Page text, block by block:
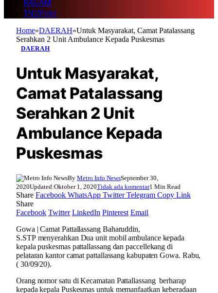
RAGAM
TNI/Polri
Home»DAERAH»Untuk Masyarakat, Camat Patalassang
Serahkan 2 Unit Ambulance Kepada Puskesmas
DAERAH
Untuk Masyarakat,
Camat Patalassang
Serahkan 2 Unit
Ambulance Kepada
Puskesmas
By Metro Info NewsSeptember 30,
2020Updated:Oktober 1, 2020Tidak ada komentar1 Min Read
Share Facebook WhatsApp Twitter Telegram Copy Link
Share
Facebook Twitter LinkedIn Pinterest Email
Gowa | Camat Pattallassang Baharuddin,
S.STP menyerahkan Dua unit mobil ambulance kepada
kepala puskesmas pattallassang dan paccellekang di
pelataran kantor camat pattallassang kabupaten Gowa. Rabu,
( 30/09/20).
Orang nomor satu di Kecamatan Pattallassang berharap
kepada kepala Puskesmas untuk memanfaatkan keberadaan